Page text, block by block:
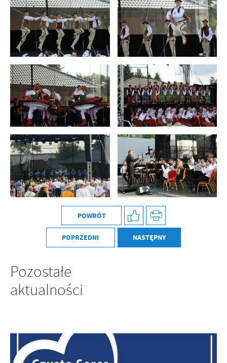
POWRÓT
POPRZEDNI NASTĘPNY
Pozostałe
aktualności